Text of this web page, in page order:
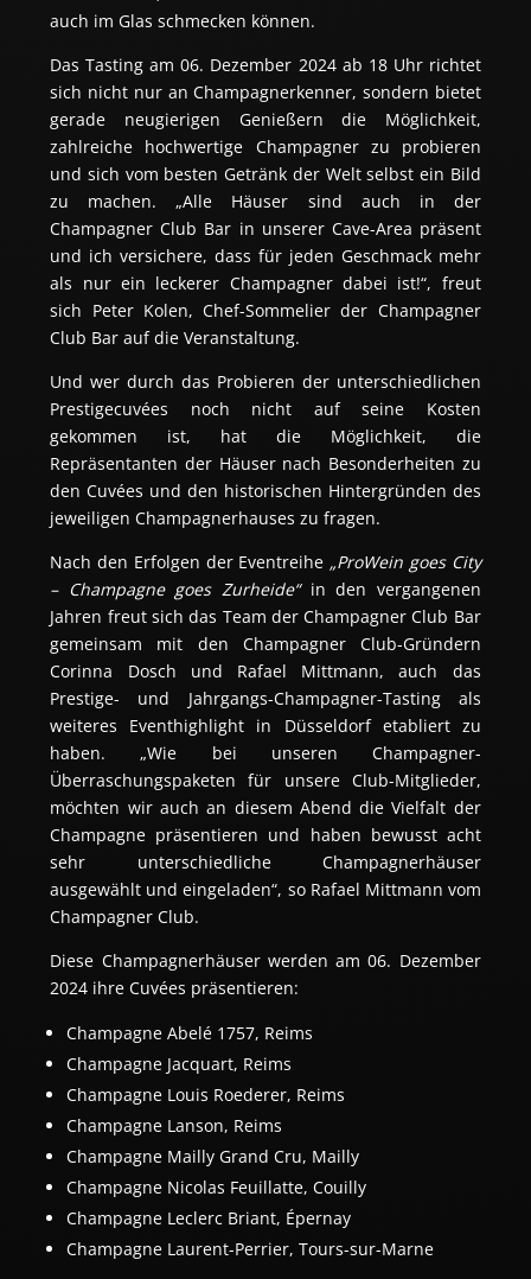
auch im Glas schmecken können.
Das Tasting am 06. Dezember 2024 ab 18 Uhr richtet
sich nicht nur an Champagnerkenner, sondern bietet
gerade neugierigen Genießern die Möglichkeit,
zahlreiche hochwertige Champagner zu probieren
und sich vom besten Getränk der Welt selbst ein Bild
zu machen. „Alle Häuser sind auch in der
Champagner Club Bar in unserer Cave-Area präsent
und ich versichere, dass für jeden Geschmack mehr
als nur ein leckerer Champagner dabei ist!“, freut
sich Peter Kolen, Chef-Sommelier der Champagner
Club Bar auf die Veranstaltung.
Und wer durch das Probieren der unterschiedlichen
Prestigecuvées noch nicht auf seine Kosten
gekommen ist, hat die Möglichkeit, die
Repräsentanten der Häuser nach Besonderheiten zu
den Cuvées und den historischen Hintergründen des
jeweiligen Champagnerhauses zu fragen.
Nach den Erfolgen der Eventreihe „ProWein goes City
– Champagne goes Zurheide“ in den vergangenen
Jahren freut sich das Team der Champagner Club Bar
gemeinsam mit den Champagner Club-Gründern
Corinna Dosch und Rafael Mittmann, auch das
Prestige- und Jahrgangs-Champagner-Tasting als
weiteres Eventhighlight in Düsseldorf etabliert zu
haben. „Wie bei unseren Champagner-
Überraschungspaketen für unsere Club-Mitglieder,
möchten wir auch an diesem Abend die Vielfalt der
Champagne präsentieren und haben bewusst acht
sehr unterschiedliche Champagnerhäuser
ausgewählt und eingeladen“, so Rafael Mittmann vom
Champagner Club.
Diese Champagnerhäuser werden am 06. Dezember
2024 ihre Cuvées präsentieren:
Champagne Abelé 1757, Reims
Champagne Jacquart, Reims
Champagne Louis Roederer, Reims
Champagne Lanson, Reims
Champagne Mailly Grand Cru, Mailly
Champagne Nicolas Feuillatte, Couilly
Champagne Leclerc Briant, Épernay
Champagne Laurent-Perrier, Tours-sur-Marne